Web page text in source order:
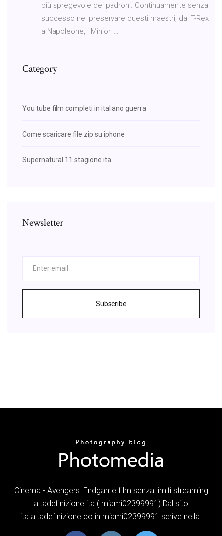
più spregevole dei padroni. Continuamente senza
successo nel preservare questi maestri, dal T-Rex
a Napoleone, i Minion …
Category
You tube film completi in italiano guerra
Come scaricare file zip su iphone
Supernatural 11 stagione ita
Newsletter
Subscribe
Cinema - Avengers: Endgame film senza limiti streaming
altadefinizione ita ( miami02399991) Dal sito
ita.altadefinizione.co.in miami02399991 scrive nella